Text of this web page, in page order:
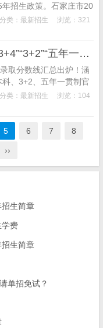
招生政策。石家庄市20
为6万人，其中重点高
总招生人数的...
分类： 最新招生
浏览：321
2026石家庄中考“3+4”“3+2”“五年一贯制”录取分数线（2021-2025年）
取分数线汇总出炉！涵
、3+2、五年一贯制官
走高，后两类分数线稳
数波...
分类： 最新招生
浏览：104
5 6 7 8
››
生简章
学费
生简章
单招免试？